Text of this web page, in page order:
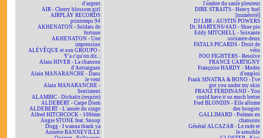
d'argent
AIR - Cherry blossom girl
AIRPLAY RECORDS
printemps 94
AKHENATON - Soldats de
fortune
AKHENATON - Une
impression
ALÉVÊQUE et son GROUPO -
Y'a c'qu'on dit...
Alain HIVER - La chanson
d'Antraigues
Alain MANARANCHE - Dans
le vent
Alain MANARANCHE -
Sentiment
ALAMBIC - Dichaïtz (respire)
ALDEBERT - Carpe Diem
ALDEBERT - L'année du singe
Alfred HITCHCOCK - 100ème
Angie STONE feat. Snoop
Dogg - I wanna thank ya
Annette BANNEVILLE
l'ombre du saule pleureur
DIRE STRAITS - Heavy fuel
[numéroté]
DJ LBR - AUSTIN POWERS
Dr. MARTENS/4AD - Shoe pie
Eddy MITCHELL - Soixante
soixante-deux
FATALS PICARDS - Droit de
véto
FOO FIGHTERS - Resolve
FRANCE CARTIGNY
Françoise HARDY - Modes
d'emploi
Frank SINATRA & BONO - I've
got you under my skin
FRANZ FERDINAND - You
could have it so much better
Fred BLONDIN - Elle allume
des bougies
GALLIMARD - Poèmes en
chansons
Général ALCAZAR - Le rude et
le sensible